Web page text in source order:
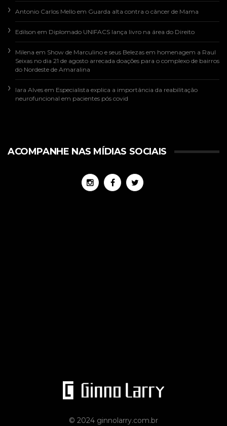
Antonio Carlos Mello em Guarda alta contra o câncer de Mama
Edilson em Diplomado UNIFACS lança livro na área do Direito
Milena em Show de Marculino e seus Belezas em homenagem a Raul
Seixas no dia 21 de agosto arrecada doações para o complexo de bairros
do Nordeste de Amaralina
Iara Alves em Especialista explica a importância da reabilitação
neurofuncional em pacientes pós covid
ACOMPANHE NAS MÍDIAS SOCIAIS
© 2024 ginnolarry.com.br